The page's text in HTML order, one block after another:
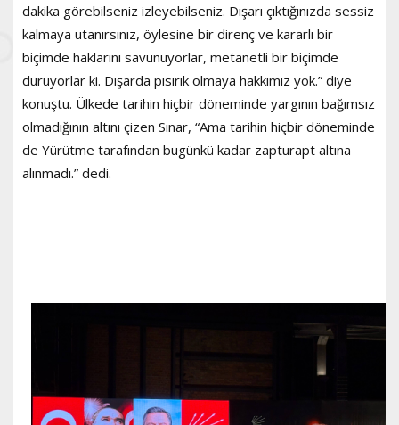
dakika görebilseniz izleyebilseniz. Dışarı çıktığınızda sessiz
kalmaya utanırsınız, öylesine bir direnç ve kararlı bir
biçimde haklarını savunuyorlar, metanetli bir biçimde
duruyorlar ki. Dışarda pısırık olmaya hakkımız yok.” diye
konuştu. Ülkede tarihin hiçbir döneminde yargının bağımsız
olmadığının altını çizen Sınar, “Ama tarihin hiçbir döneminde
de Yürütme tarafından bugünkü kadar zapturapt altına
alınmadı.” dedi.